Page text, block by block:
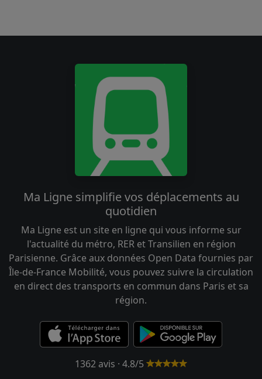
Ma Ligne simplifie vos déplacements au
quotidien
Ma Ligne est un site en ligne qui vous informe sur
l'actualité du métro, RER et Transilien en région
Parisienne. Grâce aux données Open Data fournies par
Île-de-France Mobilité, vous pouvez suivre la circulation
en direct des transports en commun dans Paris et sa
région.
1362 avis · 4.8/5